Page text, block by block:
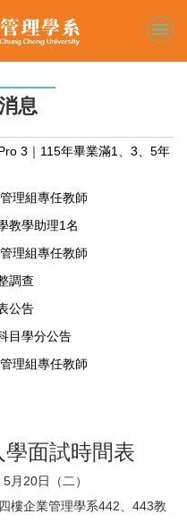
息
3｜115年畢業滿1、3、5年
理組專任教師
教學助理1名
理組專任教師
調查
公告
目學分公告
理組專任教師
面試時間表
月20日（二）
樓企業管理學系442、443教